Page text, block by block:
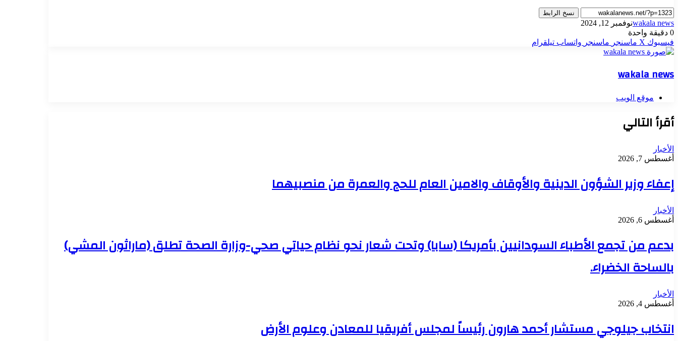
نسخ الرابط
wakala newsنوفمبر 12, 2024
0 دقيقة واحدة
فيسبوك ‫X ماسنجر ماسنجر واتساب تيلقرام
wakala news
موقع الويب
أقرأ التالي
الأخبار
أغسطس 7, 2026
إعفاء وزير الشؤون الدينية والأوقاف والامين العام للحج والعمرة من منصبيهما
الأخبار
أغسطس 6, 2026
بدعم من تجمع الأطباء السودانيين بأمريكا (سابا) وتحت شعار نحو نظام حياتي صحي-وزارة الصحة تطلق (ماراثون المشي)
بالساحة الخضراء.
الأخبار
أغسطس 4, 2026
انتخاب جيلوجي مستشار أحمد هارون رئيساً لمجلس أفريقيا للمعادن وعلوم الأرض